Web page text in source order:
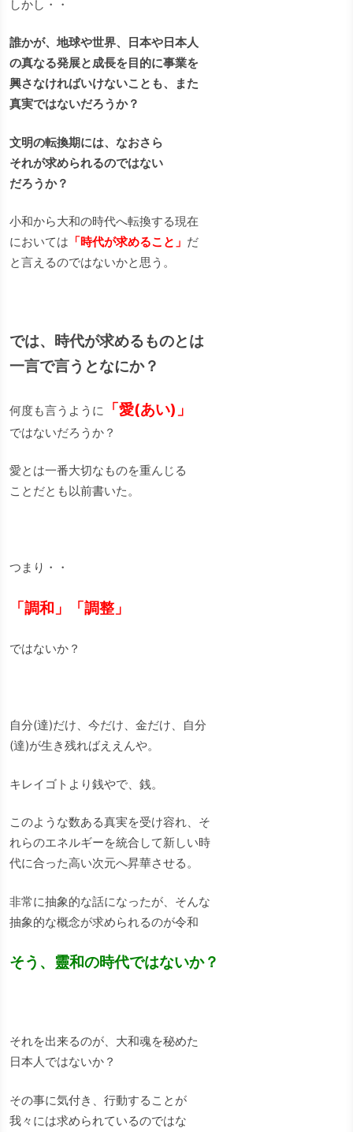
しかし・・
誰かが、地球や世界、日本や日本人
の真なる発展と成長を目的に事業を
興さなければいけないことも、また
真実ではないだろうか？
文明の転換期には、なおさら
それが求められるのではない
だろうか？
小和から大和の時代へ転換する現在
においては 「時代が求めること」 だ
と言えるのではないかと思う。
では、時代が求めるものとは
一言で言うとなにか？
何度も言うように 「愛(あい)」
ではないだろうか？
愛とは一番大切なものを重んじる
ことだとも以前書いた。
つまり・・
「調和」「調整」
ではないか？
自分(達)だけ、今だけ、金だけ、自分
(達)が生き残ればええんや。
キレイゴトより銭やで、銭。
このような数ある真実を受け容れ、そ
れらのエネルギーを統合して新しい時
代に合った高い次元へ昇華させる。
非常に抽象的な話になったが、そんな
抽象的な概念が求められるのが令和
そう、靈和の時代ではないか？
それを出来るのが、大和魂を秘めた
日本人ではないか？
その事に気付き、行動することが
我々には求められているのではな